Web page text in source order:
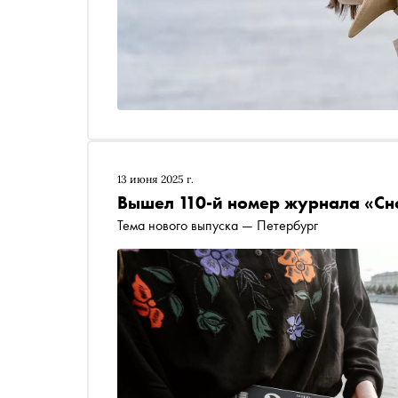
13 июня 2025 г.
Вышел 110-й номер журнала
Тема нового выпуска — Петербург